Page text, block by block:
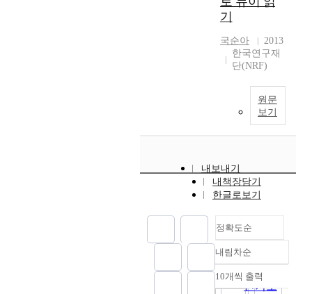
기
국순아
2013
한국연구재
단(NRF)
원문
보기
내보내기
내책장담기
한글로보기
정확도순
정확도
순
인기도
내림차순
내림차순
10개씩 출력